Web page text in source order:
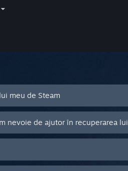
meu de Steam
nevoie de ajutor în recuperarea lui